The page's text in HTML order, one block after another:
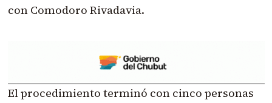
con Comodoro Rivadavia.
El procedimiento terminó con cinco personas